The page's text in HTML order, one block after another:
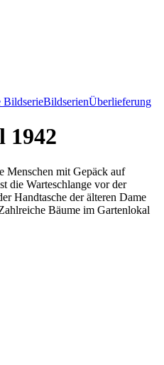
BildserieBildserienÜberlieferung
Menschen mit Gepäck auf
die Warteschlange vor der
Handtasche der älteren Dame
Bäume im Gartenlokal